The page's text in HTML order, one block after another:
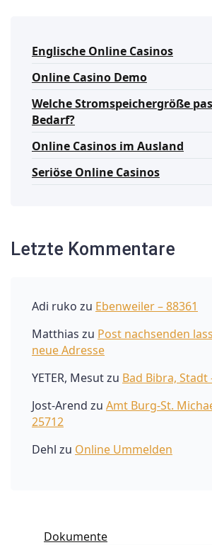
Englische Online Casinos
Online Casino Demo
Welche Stromspeichergröße
Bedarf?
Online Casinos im Ausland
Seriöse Online Casinos
Letzte Kommentare
Adi ruko zu Ebenweiler – 88361
Matthias zu Post nachsenden
neue Adresse
YETER, Mesutzu Bad Bibra, Stadt
Jost-Arend zu Amt Burg-St.
25712
Dehl zu Online Ummelden
Dokumente